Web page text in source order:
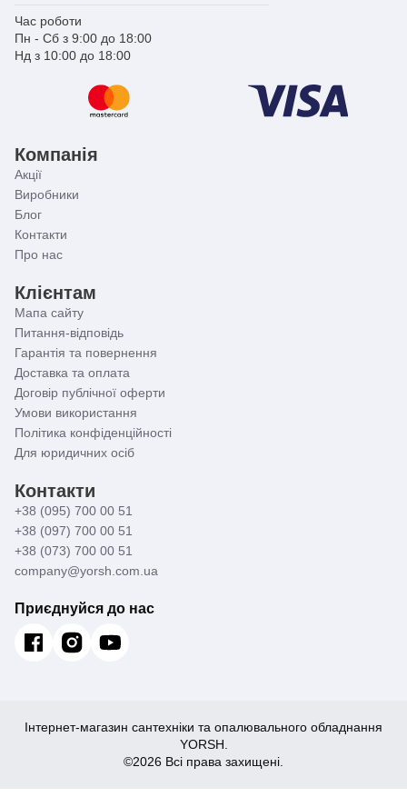
та правдивої інформації в описі товару. Проте
джерелом інформації є виробник. Він залишає за
собою право вносити зміни до конструкції
без попереднього повідомлення. Тому граничні
відхилення від розмірів можуть змінюватись у
Час роботи
Пн - Сб з 9:00 до 18:00
Нд з 10:00 до 18:00
Компанія
Акції
Виробники
Блог
Контакти
Про нас
Клієнтам
Мапа сайту
Питання-відповідь
Гарантія та повернення
Доставка та оплата
Договір публічної оферти
Умови використання
Політика конфіденційності
Для юридичних осіб
Контакти
+38 (095) 700 00 51
+38 (097) 700 00 51
+38 (073) 700 00 51
company@yorsh.com.ua
Приєднуйся до нас
Інтернет-магазин сантехніки та опалювального обладнання
YORSH.
©2026 Всі права захищені.